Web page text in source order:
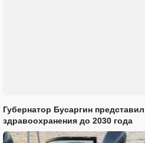
Губернатор Бусаргин
здравоохранения до 2030 года